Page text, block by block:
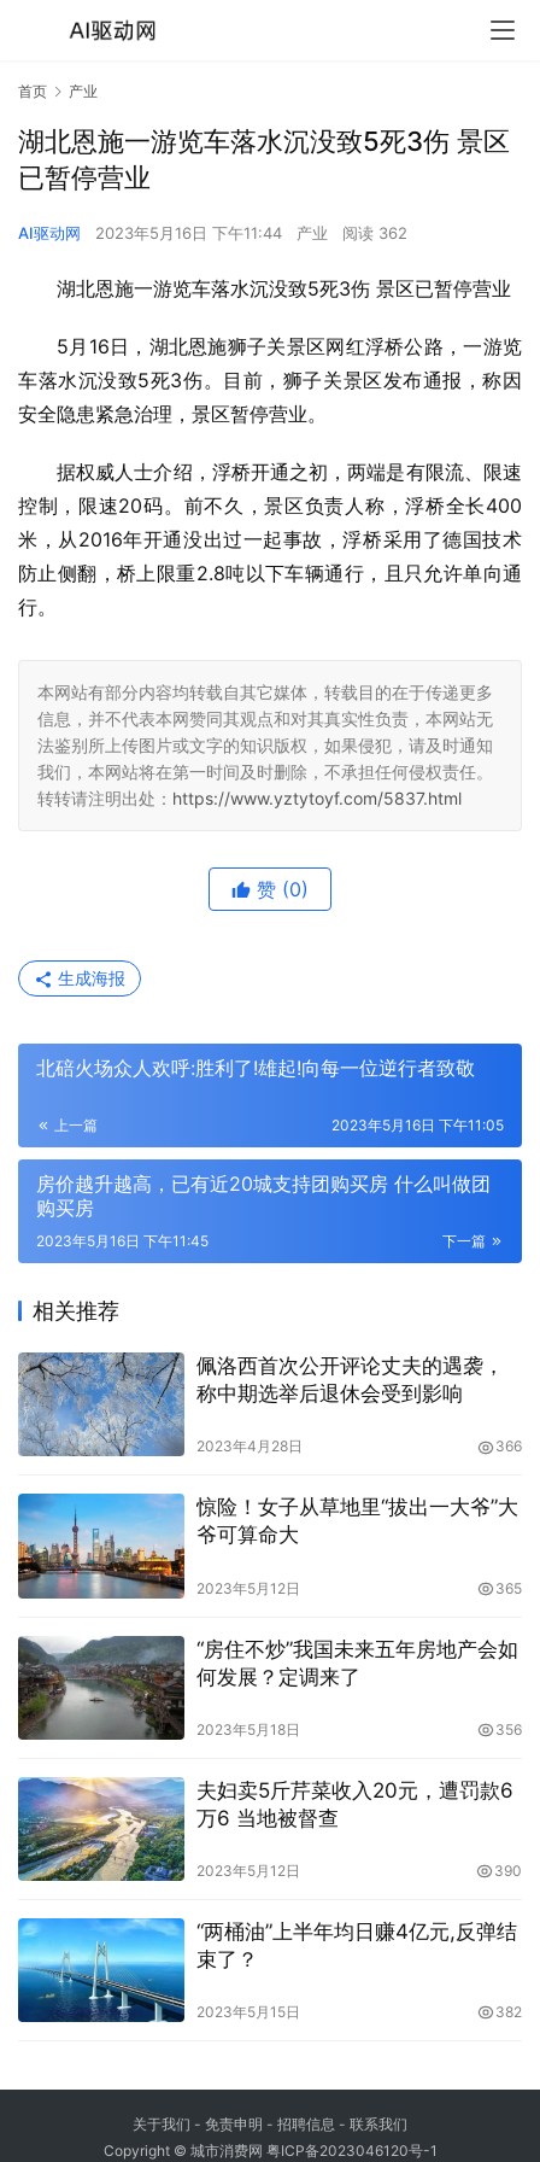
首页 产业
湖北恩施一游览车落水沉没致5死3伤 景区
已暂停营业
AI驱动网 2023年5月16日 下午11:44 产业 阅读 362
湖北恩施一游览车落水沉没致5死3伤 景区已暂停营业
5月16日，湖北恩施狮子关景区网红浮桥公路，一游览
车落水沉没致5死3伤。目前，狮子关景区发布通报，称因
安全隐患紧急治理，景区暂停营业。
据权威人士介绍，浮桥开通之初，两端是有限流、限速
控制，限速20码。前不久，景区负责人称，浮桥全长400
米，从2016年开通没出过一起事故，浮桥采用了德国技术
防止侧翻，桥上限重2.8吨以下车辆通行，且只允许单向通
行。
本网站有部分内容均转载自其它媒体，转载目的在于传递更多
信息，并不代表本网赞同其观点和对其真实性负责，本网站无
法鉴别所上传图片或文字的知识版权，如果侵犯，请及时通知
我们，本网站将在第一时间及时删除，不承担任何侵权责任。
转转请注明出处： https://www.yztytoyf.com/5837.html
赞 (0)
生成海报
北碚火场众人欢呼:胜利了!雄起!向每一位逆行者致敬
上一篇 2023年5月16日 下午11:05
房价越升越高，已有近20城支持团购买房 什么叫做团
购买房
下一篇
2023年5月16日 下午11:45
相关推荐
佩洛西首次公开评论丈夫的遇袭，
称中期选举后退休会受到影响
2023年4月28日 366
惊险！女子从草地里“拔出一大爷”大
爷可算命大
2023年5月12日 365
“房住不炒”我国未来五年房地产会如
何发展？定调来了
2023年5月18日 356
夫妇卖5斤芹菜收入20元，遭罚款6
万6 当地被督查
2023年5月12日 390
“两桶油”上半年均日赚4亿元,反弹结
束了？
2023年5月15日 382
关于我们 - 免责申明 - 招聘信息 - 联系我们
Copyright © 城市消费网 粤ICP备2023046120号-1